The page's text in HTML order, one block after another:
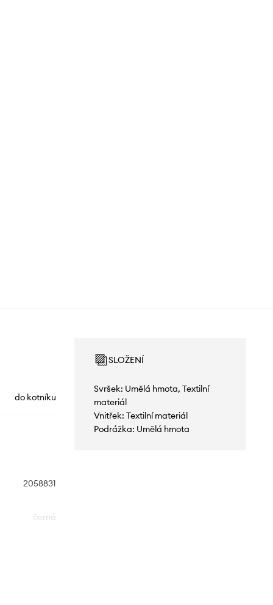
do kotníku
2058831
černá
SLOŽENÍ
Svršek: Umělá hmota, Textilní
materiál
Vnitřek: Textilní materiál
Podrážka: Umělá hmota